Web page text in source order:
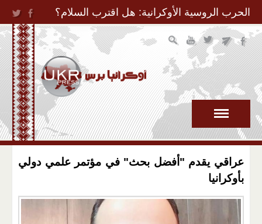
Jump to Navigation
الحرب الروسية الأوكرانية: هل اقترب السلام؟
عراقي يقدم "أفضل بحث" في مؤتمر علمي دولي
بأوكرانيا